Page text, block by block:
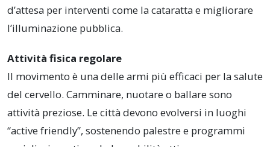
d’attesa per interventi come la cataratta e migliorare
l’illuminazione pubblica.
Attività fisica regolare
Il movimento è una delle armi più efficaci per la salute
del cervello. Camminare, nuotare o ballare sono
attività preziose. Le città devono evolversi in luoghi
“active friendly”, sostenendo palestre e programmi